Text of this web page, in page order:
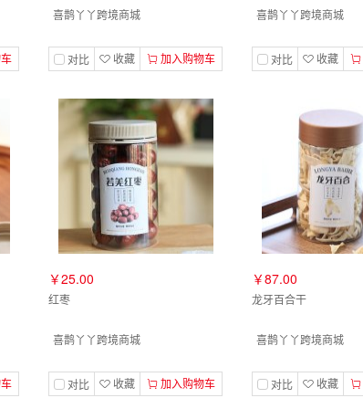
喜鹊丫丫跨境商城
对比 收藏 加入购物车
喜鹊丫丫跨境商城
对比 收藏
￥25.00
红枣
喜鹊丫丫跨境商城
对比 收藏 加入购物车
￥87.00
龙牙百合干
喜鹊丫丫跨境商城
对比 收藏